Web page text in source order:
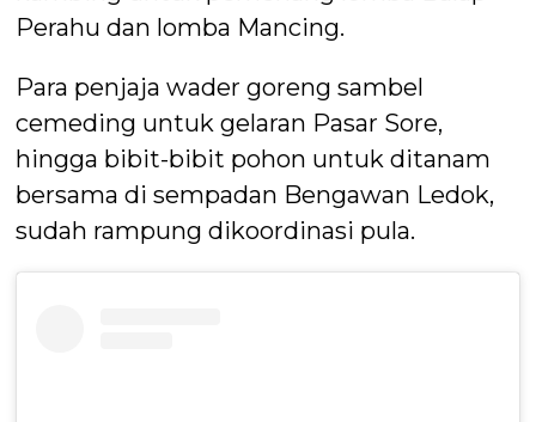
Perahu dan lomba Mancing.
Para penjaja wader goreng sambel
cemeding untuk gelaran Pasar Sore,
hingga bibit-bibit pohon untuk ditanam
bersama di sempadan Bengawan Ledok,
sudah rampung dikoordinasi pula.